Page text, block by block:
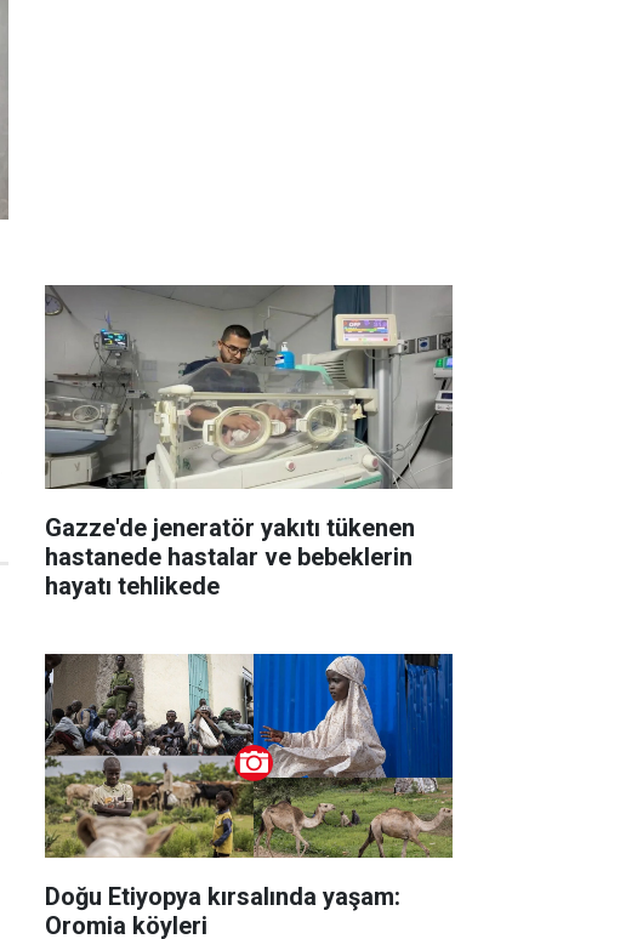
Gazze'de jeneratör yakıtı tükenen
hastanede hastalar ve bebeklerin
hayatı tehlikede
Doğu Etiyopya kırsalında yaşam:
Oromia köyleri